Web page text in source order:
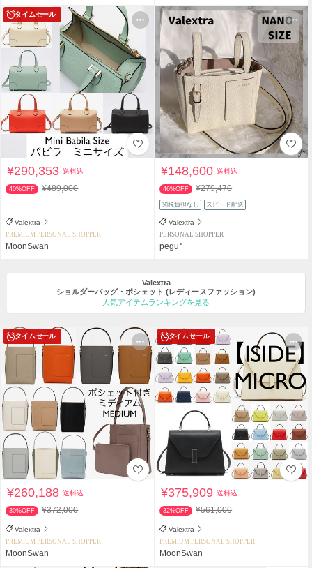
タイムセール
¥290,353送料込
40%OFF ¥489,000
Valextra
PREMIUM PERSONAL SHOPPER
MoonSwan
¥148,600送料込
46%OFF ¥279,470
関税負担なし スピード配送
Valextra
PERSONAL SHOPPER
pegu°
Valextra
ショルダーバッグ・ポシェット (レディースファッション)
人気アイテムランキングを見る
タイムセール
¥260,188送料込
30%OFF ¥372,000
Valextra
PREMIUM PERSONAL SHOPPER
MoonSwan
タイムセール
¥375,909送料込
32%OFF ¥561,000
Valextra
PREMIUM PERSONAL SHOPPER
MoonSwan